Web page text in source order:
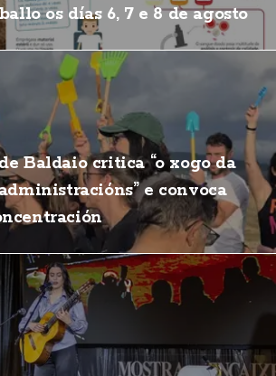
os días 6, 7 e 8 de agosto
Baldaio critica “o xogo da
e convoca